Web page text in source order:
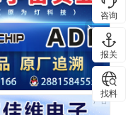
咨询
报关
找料